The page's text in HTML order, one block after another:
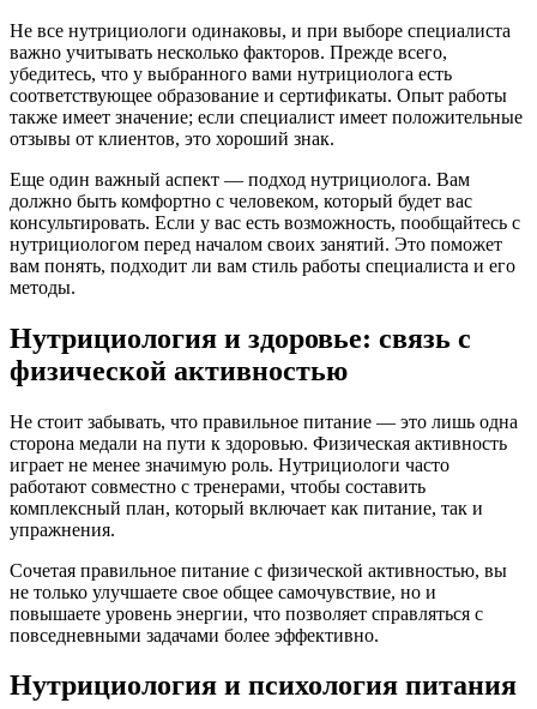
Не все нутрициологи одинаковы, и при выборе специалиста
важно учитывать несколько факторов. Прежде всего,
убедитесь, что у выбранного вами нутрициолога есть
соответствующее образование и сертификаты. Опыт работы
также имеет значение; если специалист имеет положительные
отзывы от клиентов, это хороший знак.
Еще один важный аспект — подход нутрициолога. Вам
должно быть комфортно с человеком, который будет вас
консультировать. Если у вас есть возможность, пообщайтесь с
нутрициологом перед началом своих занятий. Это поможет
вам понять, подходит ли вам стиль работы специалиста и его
методы.
Нутрициология и здоровье: связь с
физической активностью
Не стоит забывать, что правильное питание — это лишь одна
сторона медали на пути к здоровью. Физическая активность
играет не менее значимую роль. Нутрициологи часто
работают совместно с тренерами, чтобы составить
комплексный план, который включает как питание, так и
упражнения.
Сочетая правильное питание с физической активностью, вы
не только улучшаете свое общее самочувствие, но и
повышаете уровень энергии, что позволяет справляться с
повседневными задачами более эффективно.
Нутрициология и психология питания